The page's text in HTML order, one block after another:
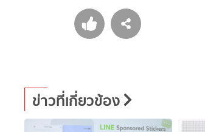
ข่าวที่เกี่ยวข้อง